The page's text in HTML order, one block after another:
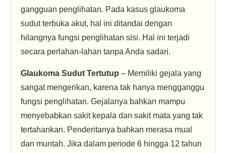
gangguan penglihatan. Pada kasus glaukoma
sudut terbuka akut, hal ini ditandai dengan
hilangnya fungsi penglihatan sisi. Hal ini terjadi
secara perlahan-lahan tanpa Anda sadari.
Glaukoma Sudut Tertutup – Memiliki gejala yang
sangat mengerikan, karena tak hanya mengganggu
fungsi penglihatan. Gejalanya bahkan mampu
menyebabkan sakit kepala dan sakit mata yang tak
tertahankan. Penderitanya bahkan merasa mual
dan muntah. Jika dalam periode 6 hingga 12 tahun